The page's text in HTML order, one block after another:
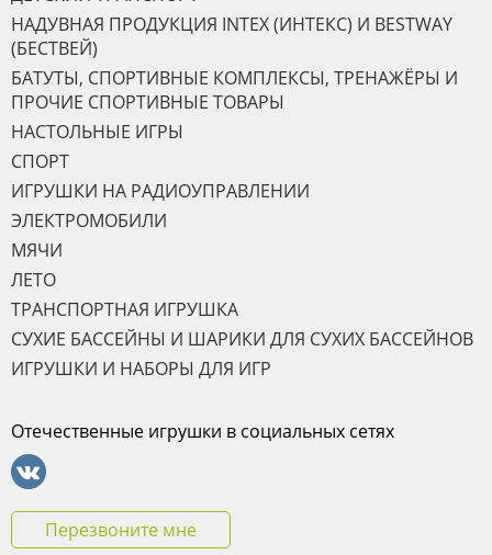
НАДУВНАЯ ПРОДУКЦИЯ INTEX (ИНТЕКС) И BESTWAY
(БЕСТВЕЙ)
БАТУТЫ, СПОРТИВНЫЕ КОМПЛЕКСЫ, ТРЕНАЖЁРЫ И
ПРОЧИЕ СПОРТИВНЫЕ ТОВАРЫ
НАСТОЛЬНЫЕ ИГРЫ
СПОРТ
ИГРУШКИ НА РАДИОУПРАВЛЕНИИ
ЭЛЕКТРОМОБИЛИ
МЯЧИ
ЛЕТО
ТРАНСПОРТНАЯ ИГРУШКА
СУХИЕ БАССЕЙНЫ И ШАРИКИ ДЛЯ СУХИХ БАССЕЙНОВ
ИГРУШКИ И НАБОРЫ ДЛЯ ИГР
Отечественные игрушки в социальных сетях
Перезвоните мне